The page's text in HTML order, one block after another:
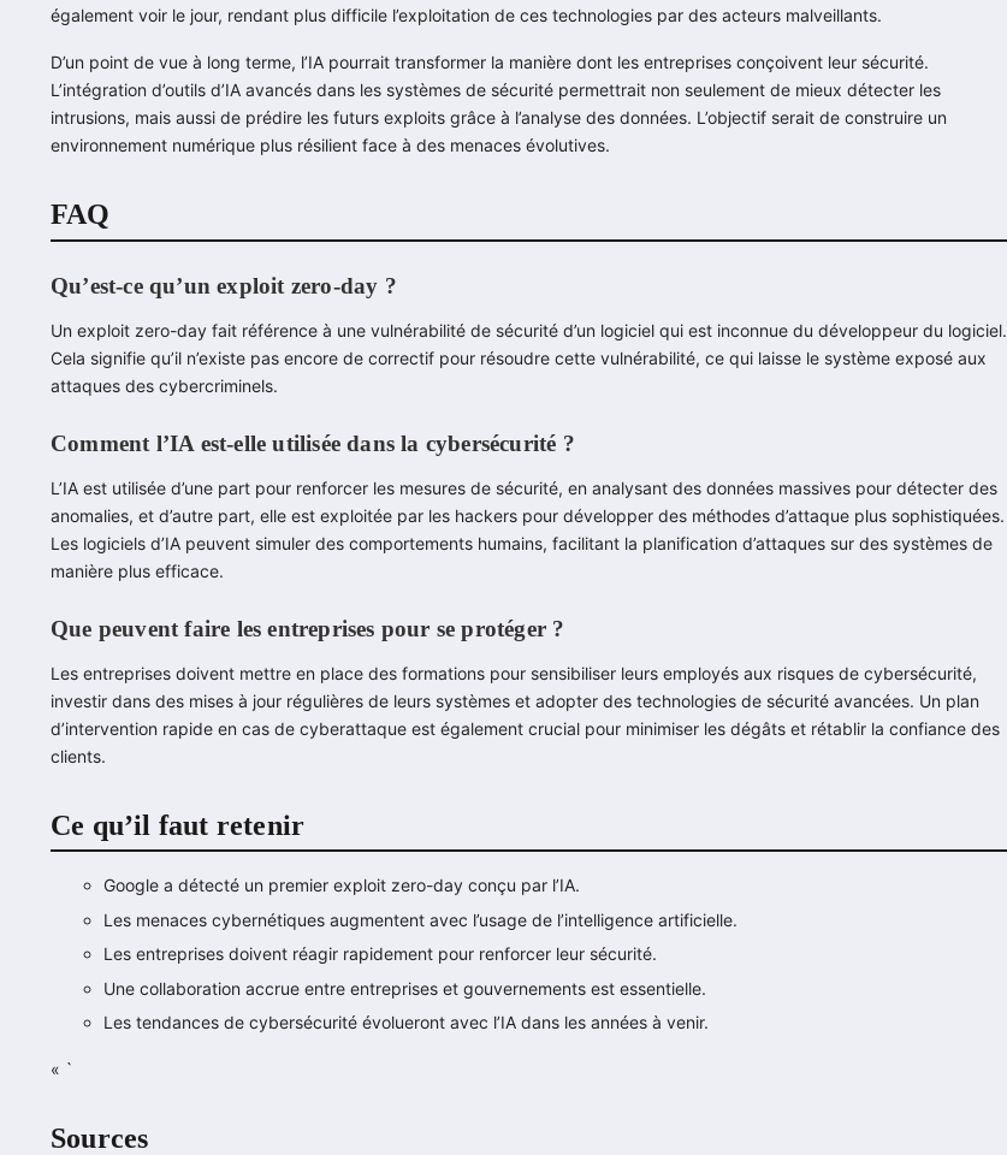
également voir le jour, rendant plus difficile l’exploitation de ces technologies par des acteurs malveillants.
D’un point de vue à long terme, l’IA pourrait transformer la manière dont les entreprises conçoivent leur sécurité.
L’intégration d’outils d’IA avancés dans les systèmes de sécurité permettrait non seulement de mieux détecter les
intrusions, mais aussi de prédire les futurs exploits grâce à l’analyse des données. L’objectif serait de construire un
environnement numérique plus résilient face à des menaces évolutives.
FAQ
Qu’est-ce qu’un exploit zero-day ?
Un exploit zero-day fait référence à une vulnérabilité de sécurité d’un logiciel qui est inconnue du développeur du logiciel.
Cela signifie qu’il n’existe pas encore de correctif pour résoudre cette vulnérabilité, ce qui laisse le système exposé aux
attaques des cybercriminels.
Comment l’IA est-elle utilisée dans la cybersécurité ?
L’IA est utilisée d’une part pour renforcer les mesures de sécurité, en analysant des données massives pour détecter des
anomalies, et d’autre part, elle est exploitée par les hackers pour développer des méthodes d’attaque plus sophistiquées.
Les logiciels d’IA peuvent simuler des comportements humains, facilitant la planification d’attaques sur des systèmes de
manière plus efficace.
Que peuvent faire les entreprises pour se protéger ?
Les entreprises doivent mettre en place des formations pour sensibiliser leurs employés aux risques de cybersécurité,
investir dans des mises à jour régulières de leurs systèmes et adopter des technologies de sécurité avancées. Un plan
d’intervention rapide en cas de cyberattaque est également crucial pour minimiser les dégâts et rétablir la confiance des
clients.
Ce qu’il faut retenir
Google a détecté un premier exploit zero-day conçu par l’IA.
Les menaces cybernétiques augmentent avec l’usage de l’intelligence artificielle.
Les entreprises doivent réagir rapidement pour renforcer leur sécurité.
Une collaboration accrue entre entreprises et gouvernements est essentielle.
Les tendances de cybersécurité évolueront avec l’IA dans les années à venir.
« `
Sources